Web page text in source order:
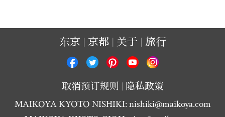
东京 京都 关于 旅行
取消预订规则
隐私政策
MAIKOYA KYOTO NISHIKI:nishiki@maikoya.com